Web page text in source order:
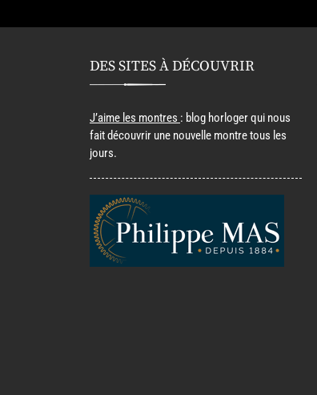
DES SITES À DÉCOUVRIR
J’aime les montres : blog horloger qui nous
fait découvrir une nouvelle montre tous les
jours.